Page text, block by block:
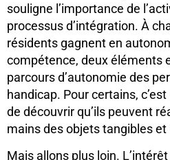
souligne l’importance de
processus d’intégration. À
résidents gagnent en
compétence, deux éléments
parcours d’autonomie des
handicap. Pour certains,
de découvrir qu’ils peuvent
mains des objets tangibles et
Mais allons plus loin.